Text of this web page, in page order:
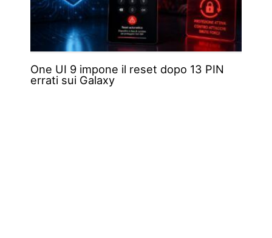
One UI 9 impone il reset dopo 13 PIN
errati sui Galaxy